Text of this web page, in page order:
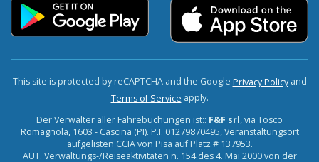
This site is protected by reCAPTCHA and the Google Privacy Policyand
Terms of Service apply.
Der Verwalter aller Fährebuchungen ist:: F&F srl, via Tosco
Romagnola, 1603 - Cascina (PI). P.I. 01279870495, Veranstaltungsort
aufgelisten CCIA von Pisa auf Platz # 137953.
AUT. Verwaltungs-/Reiseaktivitäten n. 154 des 4. Mai 2000 von der